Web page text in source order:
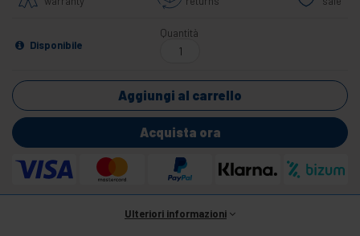
Disponibile
Quantità
Aggiungi al carrello
Acquista ora
Ulteriori informazioni